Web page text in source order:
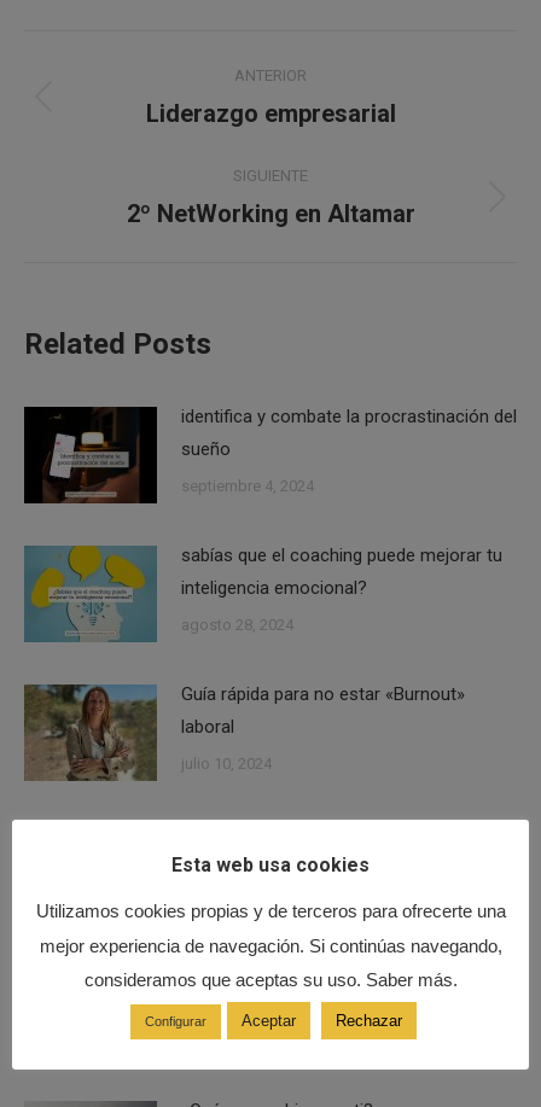
Navegación
publicaciones
ANTERIOR
Publicación
Liderazgo empresarial
SIGUIENTE
Publicación
2º NetWorking en Altamar
Related Posts
identifica y combate la procrastinación del
sueño
septiembre 4, 2024
sabías que el coaching puede mejorar tu
inteligencia emocional?
agosto 28, 2024
Guía rápida para no estar «Burnout»
laboral
julio 10, 2024
julio 4, 2024
¿Conocías la regla ‘One Touch’?
julio 3, 2024
Esta web usa cookies
Utilizamos cookies propias y de terceros para ofrecerte una
mejor experiencia de navegación. Si continúas navegando,
consideramos que aceptas su uso. Saber más.
Configurar Aceptar Rechazar